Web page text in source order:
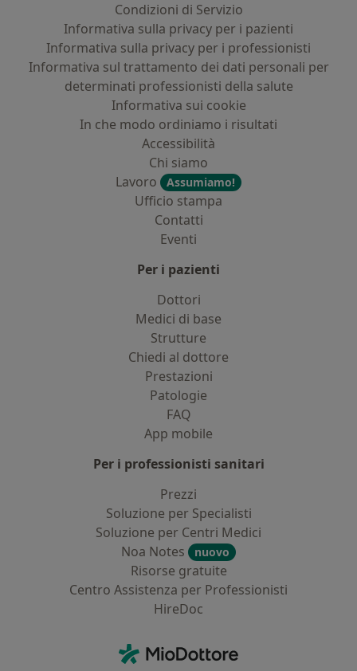
Condizioni di Servizio
Informativa sulla privacy per i pazienti
Informativa sulla privacy per i professionisti
Informativa sul trattamento dei dati personali per
determinati professionisti della salute
Informativa sui cookie
In che modo ordiniamo i risultati
Accessibilità
Chi siamo
Lavoro
Assumiamo!
Ufficio stampa
Contatti
Eventi
Per i pazienti
Dottori
Medici di base
Strutture
Chiedi al dottore
Prestazioni
Patologie
FAQ
App mobile
Per i professionisti sanitari
Prezzi
Soluzione per Specialisti
Soluzione per Centri Medici
Noa Notes
nuovo
Risorse gratuite
Centro Assistenza per Professionisti
HireDoc
MioDottore - Homepage